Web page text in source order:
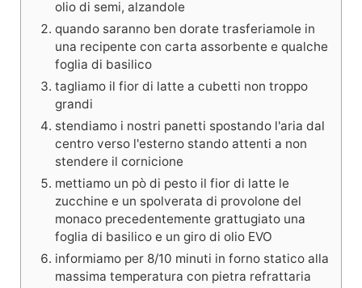
olio di semi, alzandole
quando saranno ben dorate trasferiamole in
una recipente con carta assorbente e qualche
foglia di basilico
tagliamo il fior di latte a cubetti non troppo
grandi
stendiamo i nostri panetti spostando l'aria dal
centro verso l'esterno stando attenti a non
stendere il cornicione
mettiamo un pò di pesto il fior di latte le
zucchine e un spolverata di provolone del
monaco precedentemente grattugiato una
foglia di basilico e un giro di olio EVO
informiamo per 8/10 minuti in forno statico alla
massima temperatura con pietra refrattaria